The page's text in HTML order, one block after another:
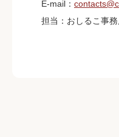
E-mail：
担当：おしるこ事務